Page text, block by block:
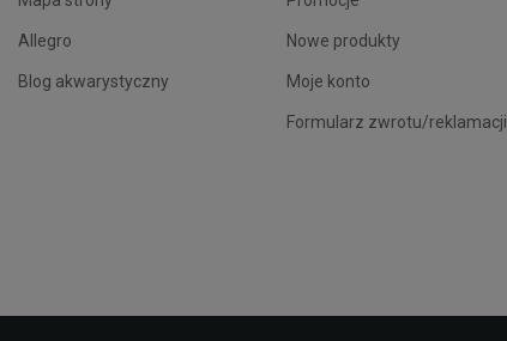
Allegro
Blog akwarystyczny
Nowe produkty
Moje konto
Formularz zwrotu/reklamacji